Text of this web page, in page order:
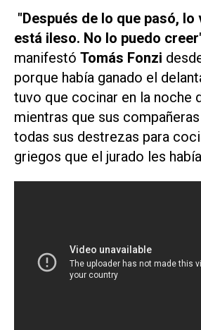
"Después de lo que pasó, lo
está ileso. No lo puedo creer
manifestó Tomás Fonzi
porque había ganado el
tuvo que cocinar en la noche
mientras que sus
todas sus destrezas para
griegos que el jurado les